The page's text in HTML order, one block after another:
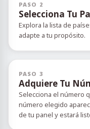
PASO 2
Selecciona Tu
Explora la lista de
adapte a tu propósito.
PASO 3
Adquiere Tu
Selecciona el número
número elegido
de tu panel y estará